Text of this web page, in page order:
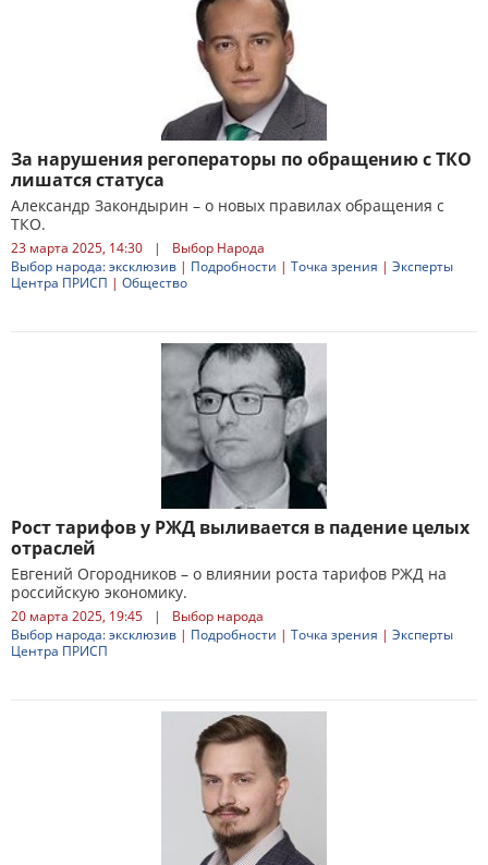
За нарушения регоператоры по обращению с ТКО
лишатся статуса
Александр Закондырин – о новых правилах обращения с
ТКО.
23 марта 2025, 14:30 |
Выбор Народа
Выбор народа: эксклюзив | Подробности | Точка зрения | Эксперты
Центра ПРИСП | Общество
Рост тарифов у РЖД выливается в падение целых
отраслей
Евгений Огородников – о влиянии роста тарифов РЖД на
российскую экономику.
20 марта 2025, 19:45 |
Выбор народа
Выбор народа: эксклюзив | Подробности | Точка зрения | Эксперты
Центра ПРИСП